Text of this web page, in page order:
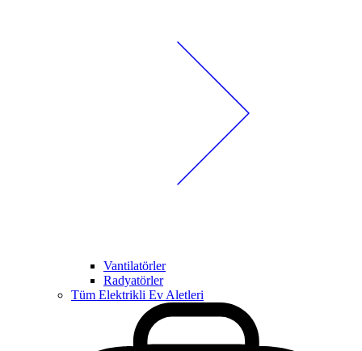
Vantilatörler
Radyatörler
Tüm Elektrikli Ev Aletleri